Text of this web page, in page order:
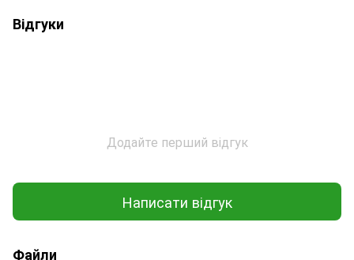
Відгуки
Додайте перший відгук
Написати відгук
Файли